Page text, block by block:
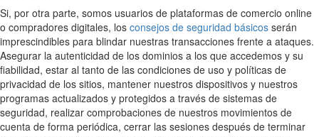
Si, por otra parte, somos usuarios de plataformas de comercio online
o compradores digitales, los consejos de seguridad básicos serán
imprescindibles para blindar nuestras transacciones frente a ataques.
Asegurar la autenticidad de los dominios a los que accedemos y su
fiabilidad, estar al tanto de las condiciones de uso y políticas de
privacidad de los sitios, mantener nuestros dispositivos y nuestros
programas actualizados y protegidos a través de sistemas de
seguridad, realizar comprobaciones de nuestros movimientos de
cuenta de forma periódica, cerrar las sesiones después de terminar